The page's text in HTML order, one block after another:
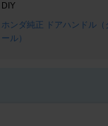
DIY
ホンダ純正 ドアハンドル
ール）